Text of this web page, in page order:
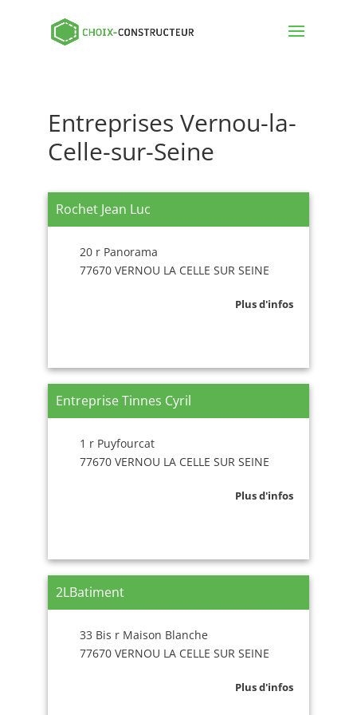
Entreprises Vernou-la-
Celle-sur-Seine
Rochet Jean Luc
20 r Panorama
77670 VERNOU LA CELLE SUR SEINE
Plus d'infos
Entreprise Tinnes Cyril
1 r Puyfourcat
77670 VERNOU LA CELLE SUR SEINE
Plus d'infos
2LBatiment
33 Bis r Maison Blanche
77670 VERNOU LA CELLE SUR SEINE
Plus d'infos